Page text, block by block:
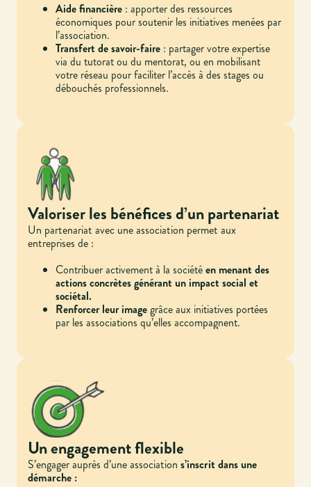
Aide financière : apporter des ressources
économiques pour soutenir les initiatives menées par
l’association.
Transfert de savoir-faire : partager votre expertise
via du tutorat ou du mentorat, ou en mobilisant
votre réseau pour faciliter l’accès à des stages ou
débouchés professionnels.
Valoriser les bénéfices d’un partenariat
Un partenariat avec une association permet aux
entreprises de :
Contribuer activement à la sociétéen menant des
actions concrètes générant un impact social et
sociétal.
Renforcer leur imagegrâce aux initiatives portées
par les associations qu’elles accompagnent.
Un engagement flexible
S’engager auprès d’une association s’inscrit dans une
démarche :